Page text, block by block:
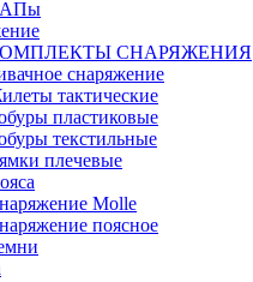
СНАРЯЖЕНИЯ
снаряжение
тактические
пластиковые
текстильные
плечевые
Molle
поясное